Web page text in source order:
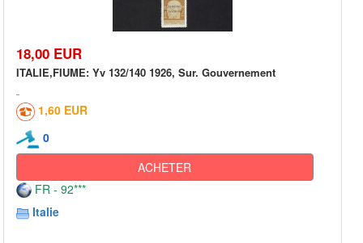
18,00 EUR
ITALIE,FIUME: Yv 132/140 1926, Sur. Gouvernement
1,60 EUR
0
ACHETER
FR - 92***
Italie